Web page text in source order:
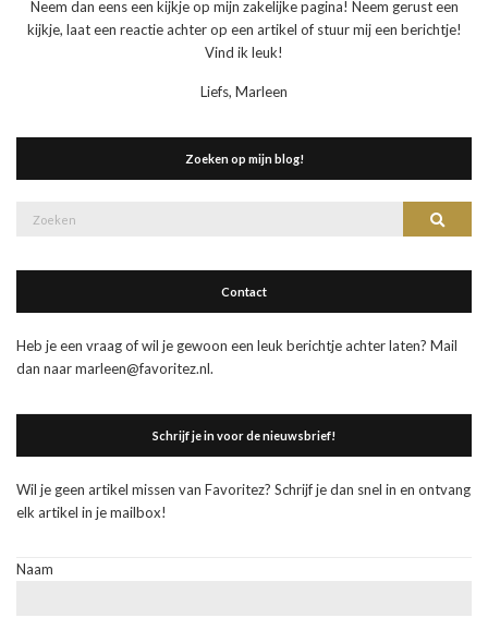
Neem dan eens een kijkje op mijn zakelijke pagina! Neem gerust een
kijkje, laat een reactie achter op een artikel of stuur mij een berichtje!
Vind ik leuk!
Liefs, Marleen
Zoeken op mijn blog!
Contact
Heb je een vraag of wil je gewoon een leuk berichtje achter laten? Mail
dan naar marleen@favoritez.nl.
Schrijf je in voor de nieuwsbrief!
Wil je geen artikel missen van Favoritez? Schrijf je dan snel in en ontvang
elk artikel in je mailbox!
Naam